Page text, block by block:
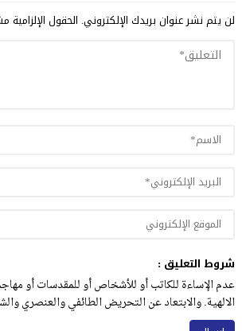
لن يتم نشر عنوان بريدك الإلكتروني. الحقول الإلزامية
شروط التعليق :
عدم الإساءة للكاتب أو للأشخاص أو للمقدسات أو
الالهية. والابتعاد عن التحريض الطائفي والعنصري